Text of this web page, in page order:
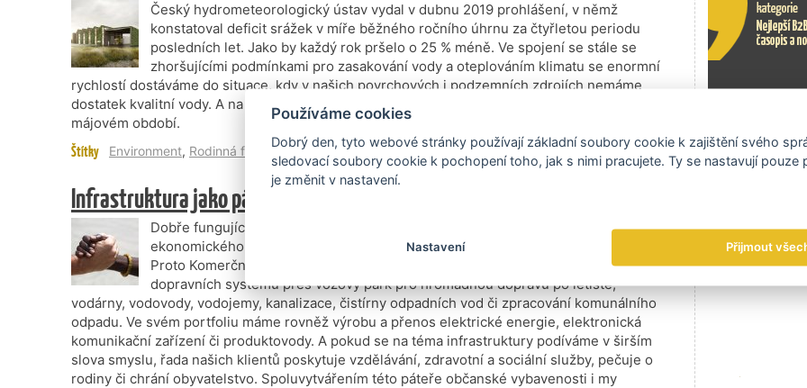
Český hydrometeorologický ústav vydal v dubnu 2019 prohlášení, v němž
konstatoval deficit srážek v míře běžného ročního úhrnu za čtyřletou periodu
posledních let. Jako by každý rok pršelo o 25 % méně. Ve spojení se stále se
zhoršujícími podmínkami pro zasakování vody a oteplováním klimatu se enormní
rychlostí dostáváme do situace, kdy v našich povrchových i podzemních zdrojích nemáme
dostatek kvalitní vody. A na tom zatím bohužel nic nemění ani bohaté srážky v letošním
májovém období.
Štítky Environment, Rodinná firma číst celý článek
Infrastruktura jako páteř společnosti
Dobře fungující a moderní infrastruktura je základním předpokladem
ekonomického rozvoje a zároveň kvalitnějšího života a spokojenosti obyvatel.
Proto Komerční banka hrdě financuje projekty od výstavby silnic, mostů,
dopravních systémů přes vozový park pro hromadnou dopravu po letiště,
vodárny, vodovody, vodojemy, kanalizace, čistírny odpadních vod či zpracování komunálního
odpadu. Ve svém portfoliu máme rovněž výrobu a přenos elektrické energie, elektronická
komunikační zařízení či produktovody. A pokud se na téma infrastruktury podíváme v širším
slova smyslu, řada našich klientů poskytuje vzdělávání, zdravotní a sociální služby, pečuje o
rodiny či chrání obyvatelstvo. Spoluvytvářením této páteře občanské vybavenosti i my
Exportní
Používáme cookies
Dobrý den, tyto webové stránky používají základní soubory cookie k zajištění svého
sledovací soubory cookie k pochopení toho, jak s nimi pracujete. Ty se nastavují pouze
je změnit v nastavení.
Nastavení Přijmout